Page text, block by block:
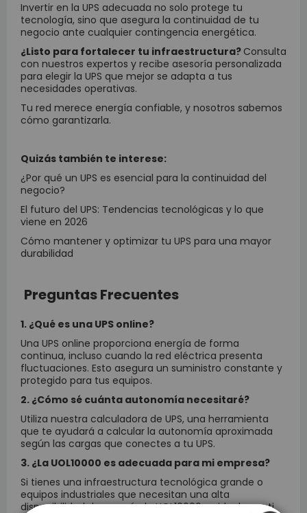
Invertir en la UPS adecuada no solo protege tu
tecnología, sino que asegura la continuidad de tu
negocio ante cualquier contingencia energética.
¿Listo para fortalecer tu infraestructura? Consulta
con nuestros expertos y recibe asesoría personalizada
para elegir la UPS que mejor se adapta a tus
necesidades operativas.
Tu red merece energía confiable, y nosotros sabemos
cómo garantizarla.
Quizás también te interese:
¿Por qué un UPS es esencial para la continuidad del
negocio?
El futuro del UPS: Tendencias tecnológicas y lo que
viene en 2026
Cómo mantener y optimizar tu UPS para una mayor
durabilidad
Preguntas Frecuentes
1. ¿Qué es una UPS online?
Una UPS online proporciona energía de forma
continua, incluso cuando la red eléctrica presenta
fluctuaciones. Esto asegura un suministro constante y
protegido para tus equipos.
2. ¿Cómo sé cuánta autonomía necesitaré?
Utiliza nuestra calculadora de UPS, una herramienta
que te ayudará a calcular la autonomía aproximada
según las cargas que conectes a tu UPS.
3. ¿La UOL10000 es adecuada para mi empresa?
Si tienes una infraestructura tecnológica grande o
equipos industriales que necesitan una alta
disponibilidad de energía, la UOL10000 es ideal para ti.